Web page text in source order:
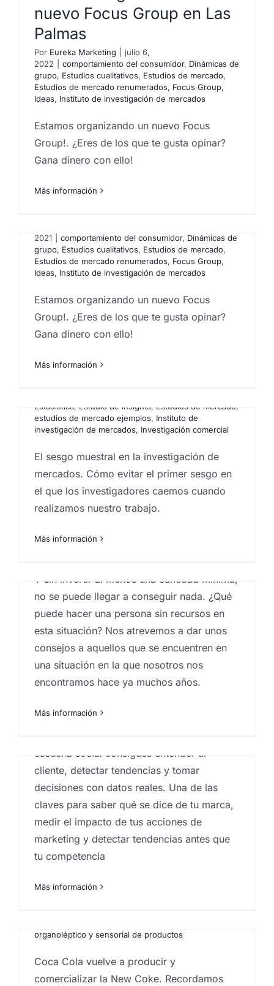
nuevo Focus Group en Las
Palmas
Por Eureka Marketing
julio 6,
2022
comportamiento del consumidor, Dinámicas de
grupo, Estudios cualitativos, Estudios de mercado,
Estudios de mercado renumerados, Focus Group,
Ideas, Instituto de investigación de mercados
Estamos organizando un nuevo Focus
Group!. ¿Eres de los que te gusta opinar?
Gana dinero con ello!
Más información
Estamos organizando un
nuevo Focus Group en Las
2021
comportamiento del consumidor, Dinámicas de
grupo, Estudios cualitativos, Estudios de mercado,
Estudios de mercado renumerados, Focus Group,
Ideas, Instituto de investigación de mercados
Estamos organizando un nuevo Focus
Group!. ¿Eres de los que te gusta opinar?
Gana dinero con ello!
Más información
Que es el sesgo muestral y
Por Eureka Marketing
Estadística, Estudio de insights, Estudios de mercado,
estudios de mercado ejemplos, Instituto de
investigación de mercados, Investigación comercial
El sesgo muestral en la investigación de
mercados. Cómo evitar el primer sesgo en
el que los investigadores caemos cuando
realizamos nuestro trabajo.
Más información
Quiero emprender. Pero no
tengo dinero.
investigación de mercados en Canarias
En muchas ocasiones nos encontramos con
personas, generalmente jóvenes o que han
reflexionando durante un tiempo y
madurando una idea de negocio. Y toman la
decisión de emprender. Quizás como única
salida a una situación desesperada. Sin
basándose en ellos mismos y su esfuerzo.
Y sin invertir al menos una cantidad mínima,
no se puede llegar a conseguir nada. ¿Qué
puede hacer una persona sin recursos en
esta situación? Nos atrevemos a dar unos
consejos a aquellos que se encuentren en
una situación en la que nosotros nos
encontramos hace ya muchos años.
Más información
social listening
Eureka Marketing marzo 23, 2021
Análisis e
investigación de mercados en Canarias,Analistas de
mercado,Big Data ,Big Data Analysis, centro
consumidor , Estadística, Estudio de reputación
corporativa,Estudios de reputación,marketing en las
Listening? Saber la percepción que se tiene
escucha social consigues entender al
cliente, detectar tendencias y tomar
decisiones con datos reales. Una de las
claves para saber qué se dice de tu marca,
medir el impacto de tus acciones de
marketing y detectar tendencias antes que
tu competencia
Más información
PorEureka Marketing
organoléptico y sensorial de productos
Coca Cola vuelve a producir y
comercializar la New Coke. Recordamos